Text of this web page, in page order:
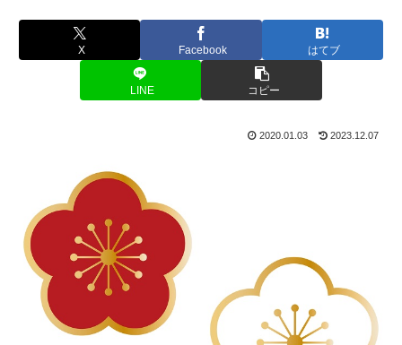
X Facebook はてブ
LINE コピー
2020.01.03 2023.12.07